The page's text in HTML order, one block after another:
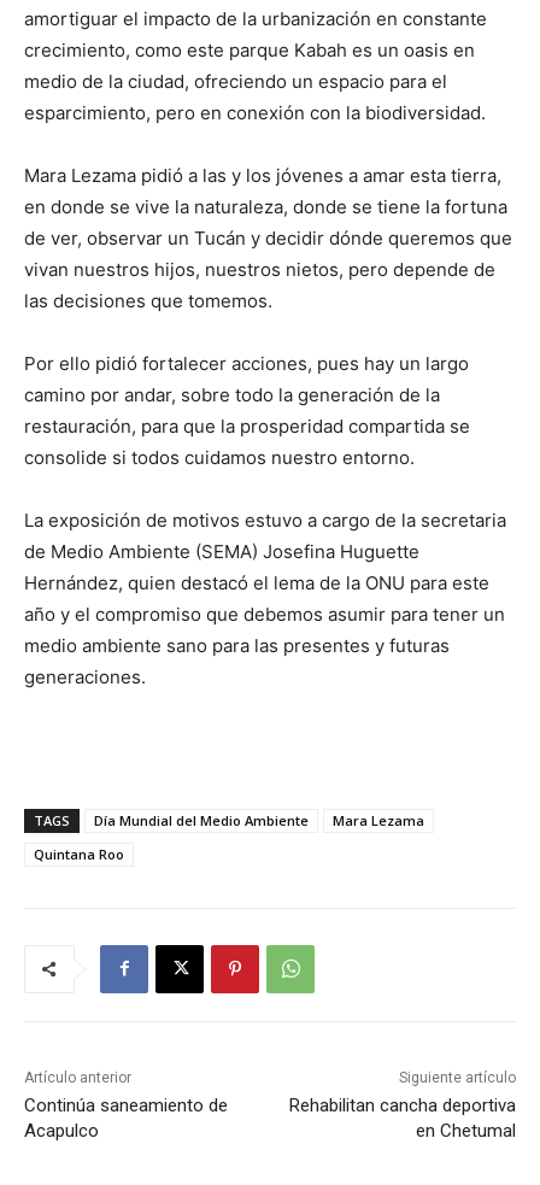
amortiguar el impacto de la urbanización en constante
crecimiento, como este parque Kabah es un oasis en
medio de la ciudad, ofreciendo un espacio para el
esparcimiento, pero en conexión con la biodiversidad.
Mara Lezama pidió a las y los jóvenes a amar esta tierra,
en donde se vive la naturaleza, donde se tiene la fortuna
de ver, observar un Tucán y decidir dónde queremos que
vivan nuestros hijos, nuestros nietos, pero depende de
las decisiones que tomemos.
Por ello pidió fortalecer acciones, pues hay un largo
camino por andar, sobre todo la generación de la
restauración, para que la prosperidad compartida se
consolide si todos cuidamos nuestro entorno.
La exposición de motivos estuvo a cargo de la secretaria
de Medio Ambiente (SEMA) Josefina Huguette
Hernández, quien destacó el lema de la ONU para este
año y el compromiso que debemos asumir para tener un
medio ambiente sano para las presentes y futuras
generaciones.
TAGS Día Mundial del Medio Ambiente
Mara Lezama
Quintana Roo
Artículo anterior
Continúa saneamiento de
Acapulco
Siguiente artículo
Rehabilitan cancha deportiva
en Chetumal